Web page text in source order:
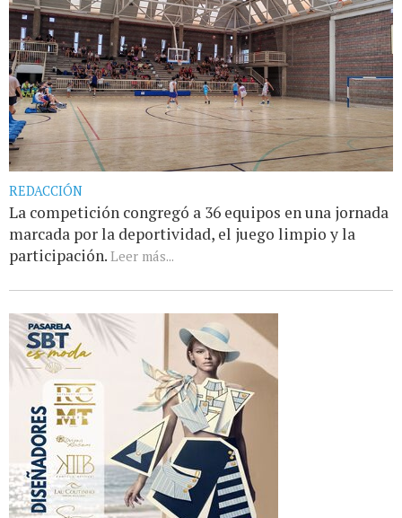
REDACCIÓN
La competición congregó a 36 equipos en una jornada
marcada por la deportividad, el juego limpio y la
participación. Leer más...